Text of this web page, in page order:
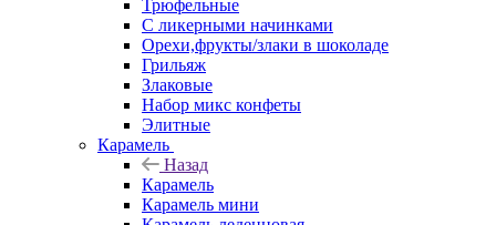
Трюфельные
С ликерными начинками
Орехи,фрукты/злаки в шоколаде
Грильяж
Злаковые
Набор микс конфеты
Элитные
Карамель
Назад
Карамель
Карамель мини